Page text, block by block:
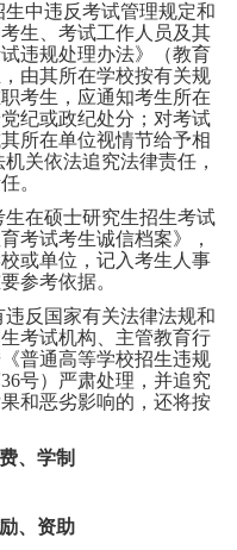
中违反考试管理规定和
生、考试工作人员及其
违规处理办法》（教育
由其所在学校按有关规
考生，应通知考生所在
纪或政纪处分；对考试
所在单位视情节给予相
机关依法追究法律责任，
。
在硕士研究生招生考试
考试考生诚信档案》，
或单位，记入考生人事
参考依据。
反国家有关法律法规和
考试机构、主管教育行
普通高等学校招生违规
36号）严肃处理，并追究
和恶劣影响的，还将按
、学制
、资助